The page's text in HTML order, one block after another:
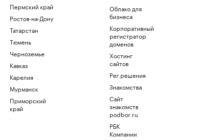
Пермский край
Ростов-на-Дону
Татарстан
Тюмень
Черноземье
Кавказ
Карелия
Мурманск
Приморский
край
Облако для
бизнеса
Корпоративный
регистратор
доменов
Хостинг
сайтов
Рег.решения
Знакомства
Сайт
знакомств
podbor.ru
РБК
Компании